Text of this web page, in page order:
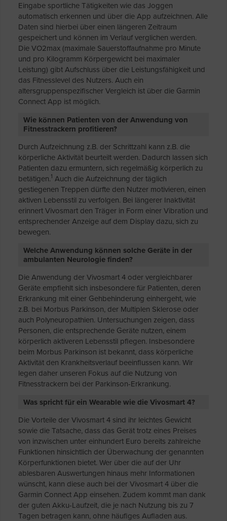
Eingabe sportliche Tätigkeiten wie das Joggen
automatisch erkennen und über die App aufzeichnen. Alle
Daten sind hierbei über einen längeren Zeitraum
gespeichert und können im Verlauf verglichen werden.
Die VO2max (maximale Sauerstoffaufnahme pro Minute
und pro Kilogramm Körpergewicht bei maximaler
Leistung) gibt Aufschluss über die Leistungsfähigkeit und
das Fitnesslevel des Nutzers. Auch ein
altersgruppenspezifischer Vergleich ist über die Garmin
Connect App ist möglich.
Wie können Patienten von der Anwendung von
Fitnesstrackern profitieren?
Durch Aufzeichnung z.B. der Schrittzahl kann z.B. die
körperliche Aktivität beurteilt werden. Dadurch lassen sich
Patienten dazu ermuntern, sich regelmäßig körperlich zu
betätigen.1 Auch die Aufzeichnung der täglich
gestiegenen Treppen dürfte den Nutzer motivieren, einen
aktiven Lebensstil zu verfolgen. Bei längerer Inaktivität
erinnert Vivosmart den Träger in Form einer Vibration und
entsprechender Anzeige auf dem Display dazu, sich zu
bewegen.
Welche Anwendung können solche Geräte in der
ambulanten Neurologie finden?
Die Anwendung der Vivosmart 4 oder vergleichbarer
Geräte empfiehlt sich insbesondere für Patienten, deren
Erkrankung mit einer Gehbehinderung einhergeht, wie
z.B. bei Morbus Parkinson, der Multiplen Sklerose oder
auch Polyneuropathien. Untersuchungen zeigen, dass
Personen, die entsprechende Geräte nutzen, einem
körperlich aktiveren Lebensstil pflegen. Insbesondere
beim Morbus Parkinson ist bekannt, dass körperliche
Aktivität den Krankheitsverlauf beeinflussen kann. Wir
legen daher unseren Fokus auf die Nutzung von
Fitnesstrackern bei der Parkinson-Erkrankung.
Was spricht für ein Wearable wie die Vivosmart 4?
Die Vorteile der Vivosmart 4 sind ihr leichtes Gewicht
sowie die Tatsache, dass das Gerät trotz eines Preises
von inzwischen unter einhundert Euro bereits zahlreiche
Funktionen hinsichtlich der Überwachung der genannten
Körperfunktionen bietet. Wer über die auf der Uhr
ablesbaren Auswertungen hinaus mehr Informationen
wünscht, kann diese auch bei der Vivosmart 4 über die
Garmin Connect App einsehen. Zudem kommt man dank
der guten Akku-Laufzeit, die je nach Nutzung bis zu 7
Tagen betragen kann, ohne häufiges Aufladen aus.